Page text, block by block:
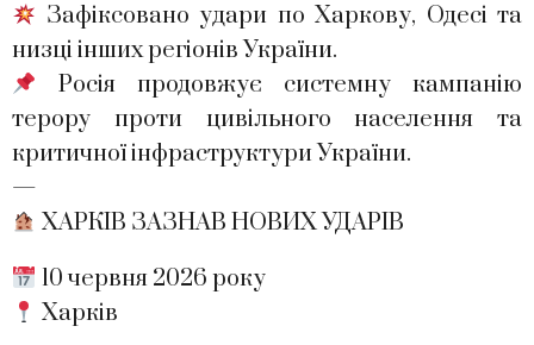
Зафіксовано удари по Харкову, Одесі та
низці інших регіонів України.
Росія продовжує системну кампанію
терору проти цивільного населення та
критичної інфраструктури України.
—
ХАРКІВ ЗАЗНАВ НОВИХ УДАРІВ
10 червня 2026 року
Харків